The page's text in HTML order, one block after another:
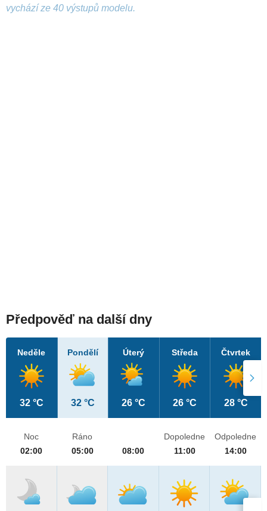
vychází ze 40 výstupů modelu.
Předpověď na další dny
Neděle
32 °C
Pondělí
32 °C
Úterý
26 °C
Středa
26 °C
Čtvrtek
28 °C
Noc
02:00
Ráno
05:00
08:00
Dopoledne
11:00
Odpoledne
14:00